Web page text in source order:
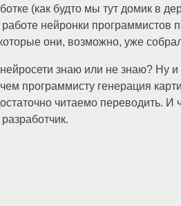
(как будто мы тут домик в
нейронки программистов
они, возможно, уже
знаю или не знаю? Ну и
программисту генерация
читаемо переводить. И